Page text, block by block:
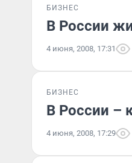
БИЗНЕС
В России
4 июня, 2008, 17:31
БИЗНЕС
В России –
4 июня, 2008, 17:29